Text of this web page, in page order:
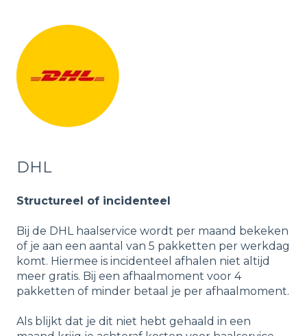
DHL
Structureel of incidenteel
Bij de DHL haalservice wordt per maand bekeken
of je aan een aantal van 5 pakketten per werkdag
komt. Hiermee is incidenteel afhalen niet altijd
meer gratis. Bij een afhaalmoment voor 4
pakketten of minder betaal je per afhaalmoment.
Als blijkt dat je dit niet hebt gehaald in een